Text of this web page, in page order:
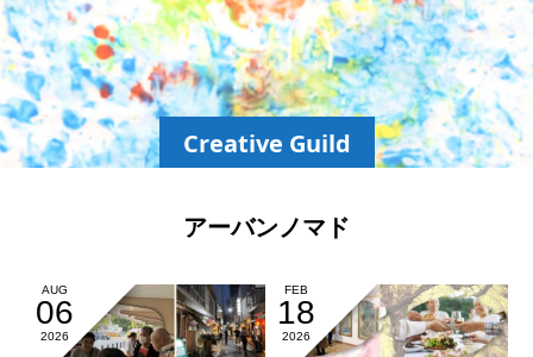
Creative Guild
アーバンノマド
AUG
06
2026
FEB
18
2026